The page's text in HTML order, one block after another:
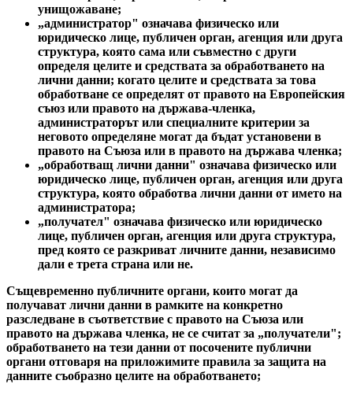
унищожаване;
„администратор" означава физическо или
юридическо лице, публичен орган, агенция или друга
структура, която сама или съвместно с други
определя целите и средствата за обработването на
лични данни; когато целите и средствата за това
обработване се определят от правото на Европейския
съюз или правото на държава-членка,
администраторът или специалните критерии за
неговото определяне могат да бъдат установени в
правото на Съюза или в правото на държава членка;
„обработващ лични данни" означава физическо или
юридическо лице, публичен орган, агенция или друга
структура, която обработва лични данни от името на
администратора;
„получател" означава физическо или юридическо
лице, публичен орган, агенция или друга структура,
пред която се разкриват личните данни, независимо
дали е трета страна или не.
Същевременно публичните органи, които могат да
получават лични данни в рамките на конкретно
разследване в съответствие с правото на Съюза или
правото на държава членка, не се считат за „получатели";
обработването на тези данни от посочените публични
органи отговаря на приложимите правила за защита на
данните съобразно целите на обработването;